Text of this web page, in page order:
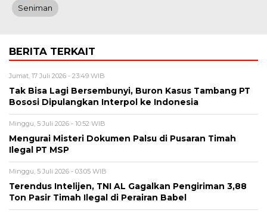
Seniman
BERITA TERKAIT
Jumat, 17 Juli 2026 - 23:49 WIB
Tak Bisa Lagi Bersembunyi, Buron Kasus Tambang PT
Bososi Dipulangkan Interpol ke Indonesia
Minggu, 5 Juli 2026 - 10:52 WIB
Mengurai Misteri Dokumen Palsu di Pusaran Timah
Ilegal PT MSP
Minggu, 5 Juli 2026 - 03:05 WIB
Terendus Intelijen, TNI AL Gagalkan Pengiriman 3,88
Ton Pasir Timah Ilegal di Perairan Babel